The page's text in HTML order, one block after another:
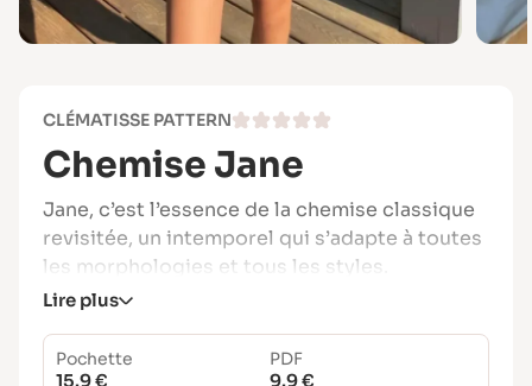
CLÉMATISSE PATTERN
Chemise Jane
Jane, c’est l’essence de la chemise classique
revisitée, un intemporel qui s’adapte à toutes
les morphologies et tous les styles.
Déclinée en chemise ou robe chemise, elle
incarne le chic effortless à la française.
Version bohème en broderie, chic dans une
Lire plus
Pochette
15.9 €
PDF
9.9 €